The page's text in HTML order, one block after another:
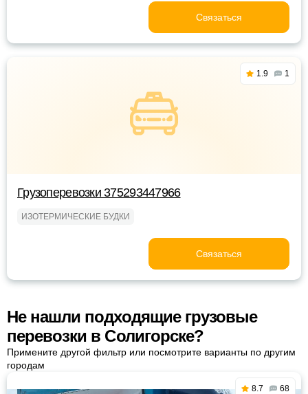
Связаться
1.9 1
Грузоперевозки 375293447966
ИЗОТЕРМИЧЕСКИЕ БУДКИ
Связаться
Не нашли подходящие грузовые
перевозки в Солигорске?
Примените другой фильтр или посмотрите варианты по другим
городам
8.7 68